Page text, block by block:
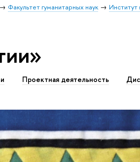
Факультет гуманитарных наук
Институт
Проектная деятельность